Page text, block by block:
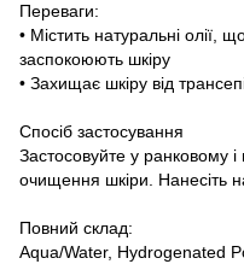
Переваги:
• Містить натуральні олії,
заспокоюють шкіру
• Захищає шкіру від
Спосіб застосування
Застосовуйте у ранковому і
очищення шкіри. Нанесіть
Повний склад:
Aqua/Water, Hydrogenated